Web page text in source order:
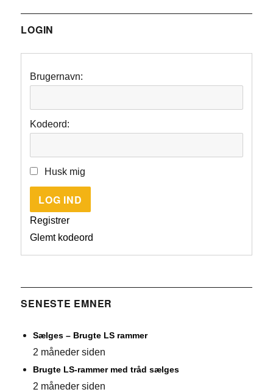
LOGIN
Brugernavn:
Kodeord:
Husk mig
LOG IND
Registrer
Glemt kodeord
SENESTE EMNER
Sælges – Brugte LS rammer
2 måneder siden
Brugte LS-rammer med tråd sælges
2 måneder siden